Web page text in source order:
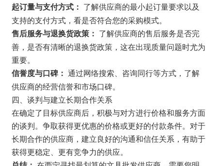
起订量与支付方式： 了解供应商的最小起订量要求以及
支持的支付方式，看是否符合您的采购模式。
售后服务与退换货政策： 了解供应商的售后服务是否完
善，是否有清晰的退换货政策，这在出现质量问题时尤为
重要。
信誉度与口碑： 通过网络搜索、咨询同行等方式，了解
供应商的经营信誉和市场口碑。
四、谈判与建立长期合作关系
在确定了目标供应商后，积极与对方进行价格和服务方面
的谈判。争取获得更优惠的价格或更好的付款条件。对于
长期合作的供应商，建立良好的沟通和信任关系，有助于
获得更稳定、更有竞争力的供应。